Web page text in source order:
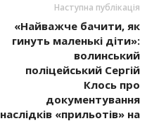
Наступна публікація
«Найважче бачити, як
гинуть маленькі діти»:
волинський
поліцейський Сергій
Клось про
документування
наслідків «прильотів» на